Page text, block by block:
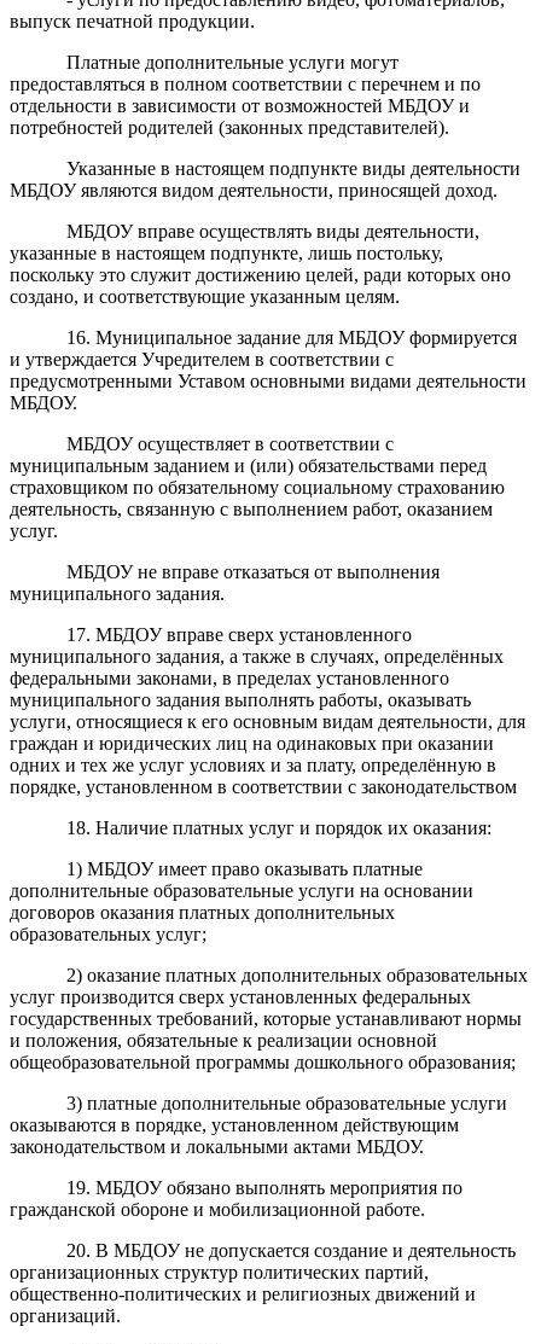
выпуск печатной продукции.
Платные дополнительные услуги могут
предоставляться в полном соответствии с перечнем и по
отдельности в зависимости от возможностей МБДОУ и
потребностей родителей (законных представителей).
Указанные в настоящем подпункте виды деятельности
МБДОУ являются видом деятельности, приносящей доход.
МБДОУ вправе осуществлять виды деятельности,
указанные в настоящем подпункте, лишь постольку,
поскольку это служит достижению целей, ради которых оно
создано, и соответствующие указанным целям.
16. Муниципальное задание для МБДОУ формируется
и утверждается Учредителем в соответствии с
предусмотренными Уставом основными видами деятельности
МБДОУ.
МБДОУ осуществляет в соответствии с
муниципальным заданием и (или) обязательствами перед
страховщиком по обязательному социальному страхованию
деятельность, связанную с выполнением работ, оказанием
услуг.
МБДОУ не вправе отказаться от выполнения
муниципального задания.
17. МБДОУ вправе сверх установленного
муниципального задания, а также в случаях, определённых
федеральными законами, в пределах установленного
муниципального задания выполнять работы, оказывать
услуги, относящиеся к его основным видам деятельности, для
граждан и юридических лиц на одинаковых при оказании
одних и тех же услуг условиях и за плату, определённую в
порядке, установленном в соответствии с законодательством
18. Наличие платных услуг и порядок их оказания:
1) МБДОУ имеет право оказывать платные
дополнительные образовательные услуги на основании
договоров оказания платных дополнительных
образовательных услуг;
2) оказание платных дополнительных образовательных
услуг производится сверх установленных федеральных
государственных требований, которые устанавливают нормы
и положения, обязательные к реализации основной
общеобразовательной программы дошкольного образования;
3) платные дополнительные образовательные услуги
оказываются в порядке, установленном действующим
законодательством и локальными актами МБДОУ.
19. МБДОУ обязано выполнять мероприятия по
гражданской обороне и мобилизационной работе.
20. В МБДОУ не допускается создание и деятельность
организационных структур политических партий,
общественно-политических и религиозных движений и
организаций.